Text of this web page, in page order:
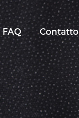
FAQ Contatto